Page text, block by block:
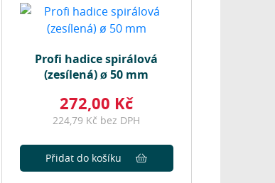
Profi hadice spirálová
(zesílená) ø 50 mm
272,00 Kč
224,79 Kč bez DPH
Přidat do košíku